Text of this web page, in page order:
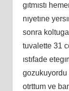
gıtmıstı
nıyetıne
sonra
tuvalette 31
ıstıfade
gozukuyordu
otrttum ve